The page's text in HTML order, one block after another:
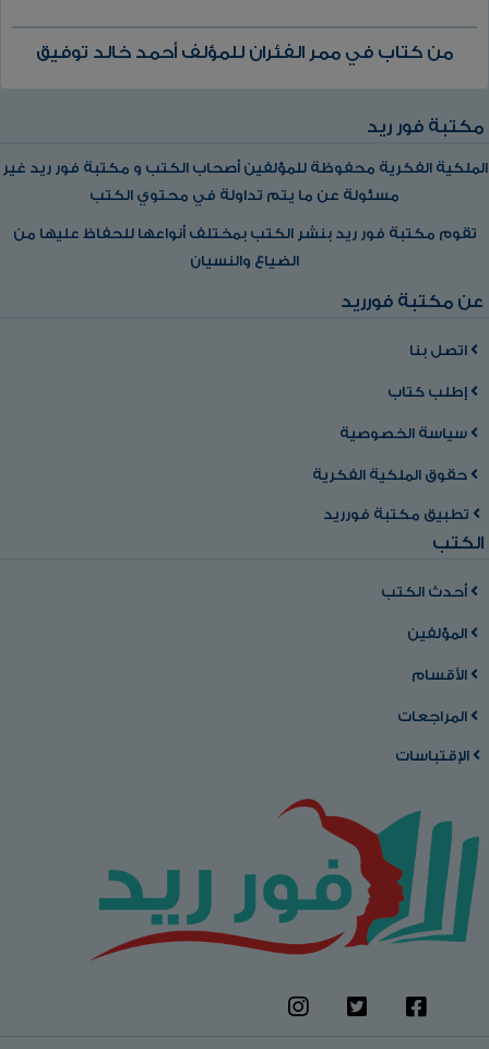
من كتاب في ممر الفئران للمؤلف أحمد خالد توفيق
مكتبة فور ريد
الملكية الفكرية محفوظة للمؤلفين أصحاب الكتب و مكتبة فور ريد غير
مسئولة عن ما يتم تداولة في محتوي الكتب
تقوم مكتبة فور ريد بنشر الكتب بمختلف أنواعها للحفاظ عليها من
الضياع والنسيان
عن مكتبة فورريد
اتصل بنا
إطلب كتاب
سياسة الخصوصية
حقوق الملكية الفكرية
تطبيق مكتبة فورريد
الكتب
أحدث الكتب
المؤلفين
الأقسام
المراجعات
الإقتباسات